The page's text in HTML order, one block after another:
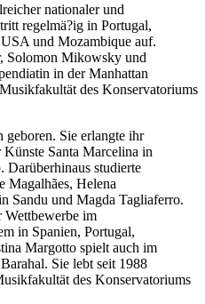
nationaler und
regelmä?ig in Portugal,
und Mozambique auf.
Solomon Mikowsky und
in der Manhattan
des Konservatoriums
Sie erlangte ihr
Santa Marcelina in
Darüberhinaus studierte
Magalhães, Helena
Sandu und Magda Tagliaferro.
Wettbewerbe im
in Spanien, Portugal,
Margotto spielt auch im
Sie lebt seit 1988
des Konservatoriums